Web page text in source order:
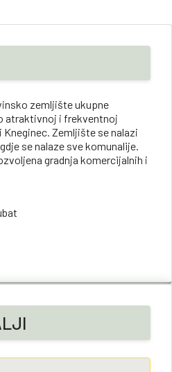
zemljište ukupne
atraktivnoj i frekventnoj
Kneginec. Zemljište se nalazi
se nalaze sve komunalije.
gradnja komercijalnih i